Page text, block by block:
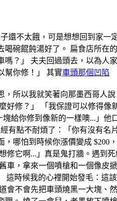
還不太餓，可是想想回到家
碗餛飩湯好了。 扁食店所
？」 夫夫回過頭去，以為
幫你修！」 其實車頭那個凹陷
所以我就笑著向那墨西哥人
好修？」 「我保證可以修得
給你修到像新的一樣噢...」
有點不耐煩了：「你有沒有
哪怕到時候你漲價變成
它啊...」真是鬼打牆。遇到
車，拿來一個噴槍和一個像
這時候我的心裡開始發毛：
不會先把車頭燒黑一大塊